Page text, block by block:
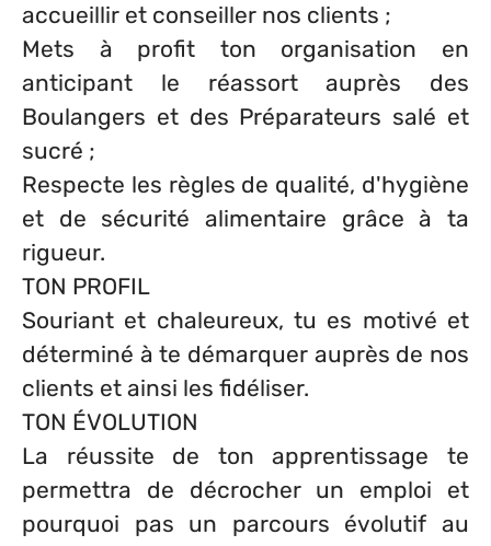
accueillir et conseiller nos clients ;
Mets à profit ton organisation en
anticipant le réassort auprès des
Boulangers et des Préparateurs salé et
sucré ;
Respecte les règles de qualité, d'hygiène
et de sécurité alimentaire grâce à ta
rigueur.
TON PROFIL
Souriant et chaleureux, tu es motivé et
déterminé à te démarquer auprès de nos
clients et ainsi les fidéliser.
TON ÉVOLUTION
La réussite de ton apprentissage te
permettra de décrocher un emploi et
pourquoi pas un parcours évolutif au